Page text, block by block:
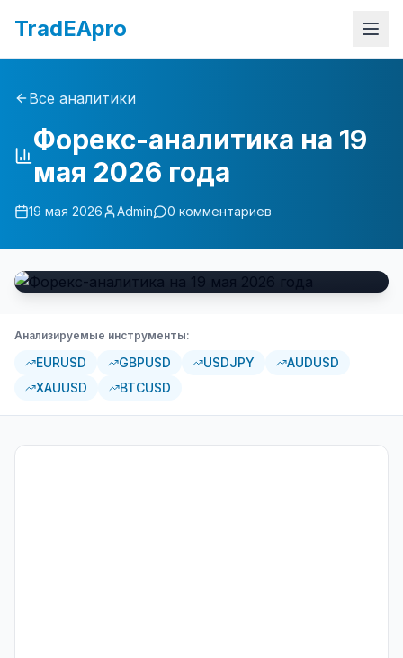
TradEApro
Все аналитики
Форекс-аналитика на 19
мая 2026 года
19 мая 2026 Admin 0 комментариев
Анализируемые инструменты:
EURUSD GBPUSD USDJPY
AUDUSD
XAUUSD
BTCUSD